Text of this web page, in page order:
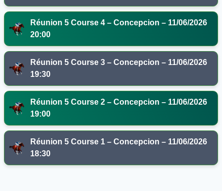
Réunion 5 Course 4 – Concepcion – 11/06/2026
20:00
Réunion 5 Course 3 – Concepcion – 11/06/2026
19:30
Réunion 5 Course 2 – Concepcion – 11/06/2026
19:00
Réunion 5 Course 1 – Concepcion – 11/06/2026
18:30